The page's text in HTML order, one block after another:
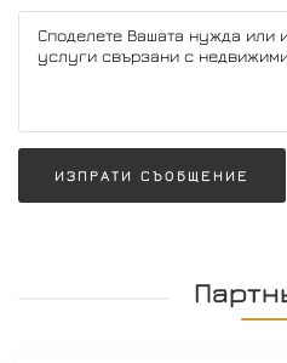
ИЗПРАТИ СЪОБЩЕНИЕ